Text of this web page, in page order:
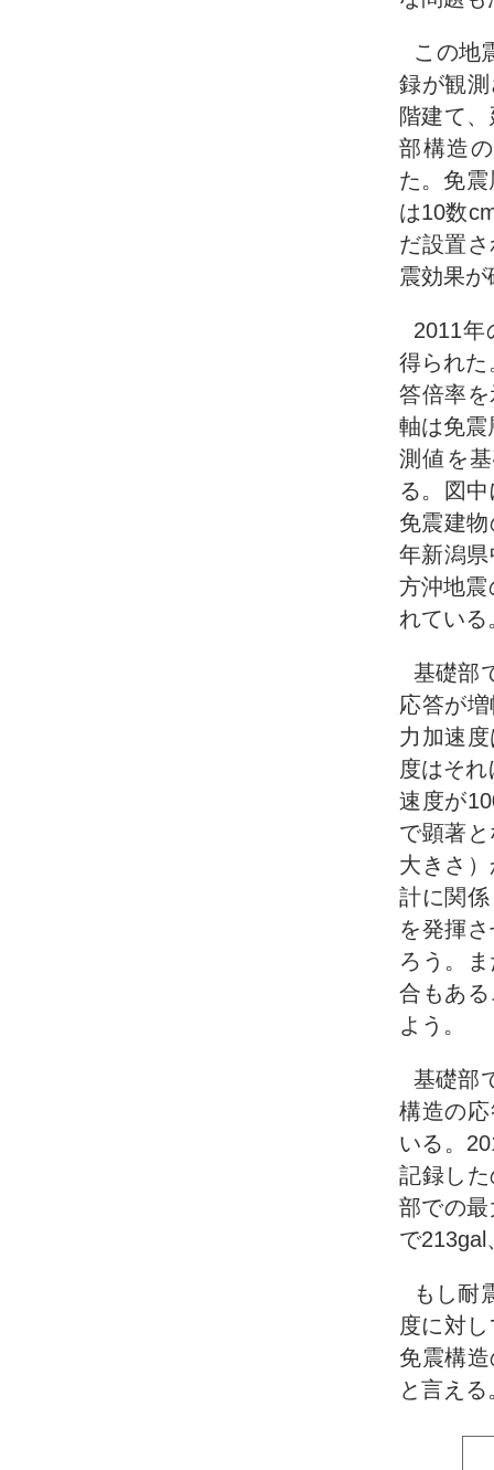
この地
録が観
階建て
部構造
た。免
は10数
だ設置
震効果
2011年
得られた
答倍率
軸は免震
測値を
る。図
免震建
年新潟
方沖地震
れている
基礎部
応答が
力加速
度はそ
速度が
で顕著
大きさ
計に関
を発揮
ろう。
合もあ
よう。
基礎部
構造の
いる。
記録し
部での
で213gal
もし耐
度に対
免震構
と言える